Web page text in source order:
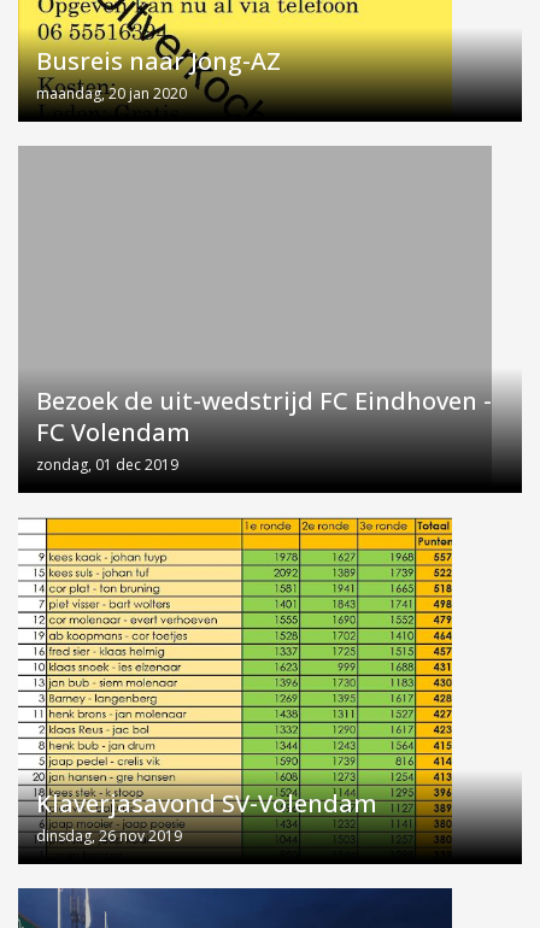
Busreis naar Jong-AZ
maandag, 20 jan 2020
Bezoek de uit-wedstrijd FC Eindhoven -
FC Volendam
zondag, 01 dec 2019
Klaverjasavond SV-Volendam
dinsdag, 26 nov 2019